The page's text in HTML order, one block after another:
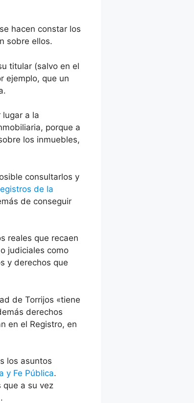
hacen constar los
sobre ellos.
titular (salvo en el
ejemplo, que un
a la
porque a
los inmuebles,
consultarlos y
de la
de conseguir
reales que recaen
judiciales como
y derechos que
de Torrijos «tiene
derechos
en el Registro, en
los asuntos
y Fe Pública.
que a su vez